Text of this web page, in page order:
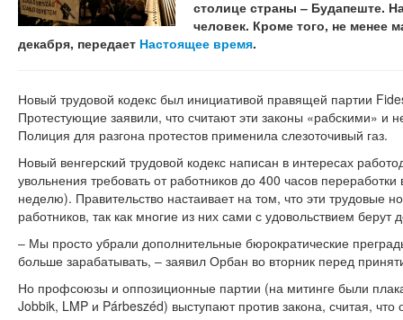
столице страны ‒ Будапеште.
человек. Кроме того, не менее
декабря, передает Настоящее время.
Новый трудовой кодекс был инициативой правящей партии
Протестующие заявили, что считают эти законы «рабскими» и
Полиция для разгона протестов применила слезоточивый газ.
Новый венгерский трудовой кодекс написан в интересах
увольнения требовать от работников до 400 часов
неделю). Правительство настаивает на том, что эти трудовые
работников, так как многие из них сами с удовольствием
‒ Мы просто убрали дополнительные бюрократические
больше зарабатывать, ‒ заявил Орбан во вторник перед
Но профсоюзы и оппозиционные партии (на митинге были
Jobbik, LMP и Párbeszéd) выступают против закона, считая, что